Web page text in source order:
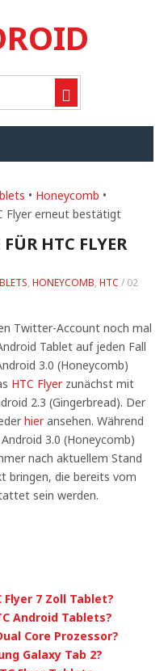
• Honeycomb •
Flyer erneut bestätigt
HTC FLYER
, HONEYCOMB, HTC / 02
Twitter-Account noch mal
Tablet auf jeden Fall
3.0 (Honeycomb)
HTC Flyerzunächst mit
2.3 (Gingerbread). Der
hieransehen. Während
3.0 (Honeycomb)
nach aktuellem Stand
bringen, die bereits vom
sein werden.
7 Zoll Tablet?
Android Tablets?
Core Prozessor?
Galaxy Tab 2?